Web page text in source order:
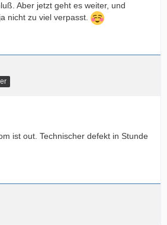
Aber jetzt geht es weiter, und
nicht zu viel verpasst.
ist out. Technischer defekt in Stunde